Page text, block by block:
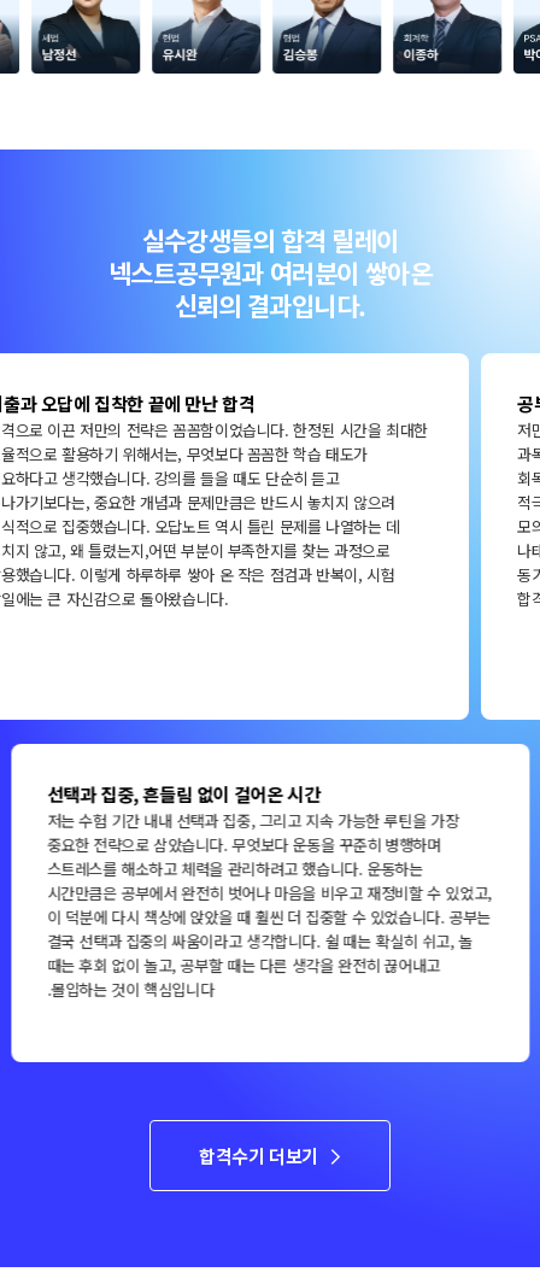
실수강생들의 합격 릴레이
넥스트공무원과 여러분이 쌓아온
신뢰의 결과입니다.
공부 습관 0에서 시작한 수험생의 현실적인 합격 수기
저만의 핵심 전략은 반복과 루틴화였습니다. 한 과목을 끝낸 뒤 다음
과목으로 넘어가는 방식이 아니라, 매일 전 과목을 조금씩 반복하며
회독 횟수를 꾸준히 늘리는 방식으로 공부했습니다. 특히 오답노트를
적극적으로 활용해 자주 틀리는 유형을 분석했고, 정해진 시간 안에
모의고사를 풀며 실전 감각도 함께 길렀습니다. 또 자만하거나
나태해지지 않기 위해 매일 공부량을 기록해 스스로를 관리하고
동기부여했습니다. 포기하지 않고 끝까지 버티려 했던 그 힘이 결국
합격으로 이어졌다고 생각합니다.
매일 똑같이, 그러나 흔들림 없이
꿀팁을 하나 꼽자면, 저는 압축강의를 정말 강력 추천합니다.
문제풀이가 지겹게 느껴지는 날도 있는데, 이럴 때 압축강의를 들으면
시간도 훨씬 잘 가고, 손을 많이 사용하는 공부가 아니라서 반복해
듣기에도 좋고 효율이 높았습니다. 그리고 공부방법 자체보다 더 중요한
것은, 각자에게 맞는 ‘휴식 방법’을 연구하는 것이라고 생각합니다. 저는
수험 중에 손목을 다치면서 건강의 중요성을 뼈저리게 느꼈고,
"건강해야 공부도 잘된다”는 사실을 정말 크게 체감했습니다.
합격수기 더보기